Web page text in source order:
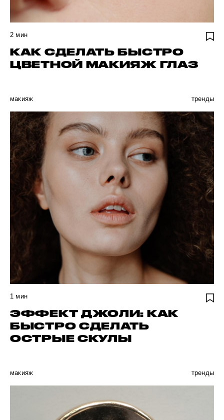
2 мин
КАК СДЕЛАТЬ БЫСТРО
ЦВЕТНОЙ МАКИЯЖ ГЛАЗ
макияж тренды
1 мин
ЭФФЕКТ ДЖОЛИ: КАК
БЫСТРО СДЕЛАТЬ
ОСТРЫЕ СКУЛЫ
макияж тренды